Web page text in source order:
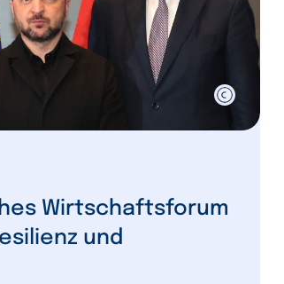
Wirtschaftsforum
und